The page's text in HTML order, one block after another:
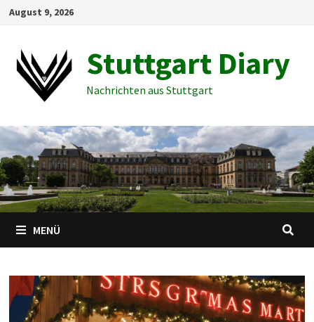
Zum
springen
August 9, 2026
Stuttgart Diary
Nachrichten aus Stuttgart
MENÜ